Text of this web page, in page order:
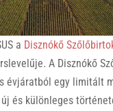
a Disznókő
A Disznókő
évjáratból egy limitált
és különleges